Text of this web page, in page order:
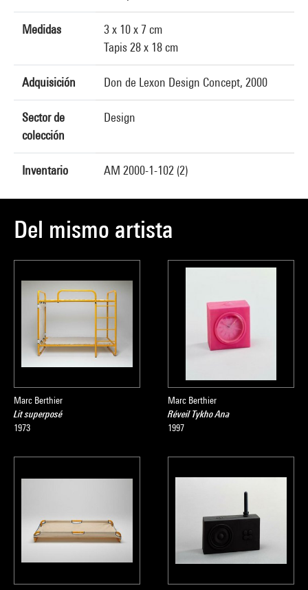
Medidas
3 x 10 x 7 cm
Tapis 28 x 18 cm
Adquisición Don de Lexon Design Concept, 2000
Sector de
colección
Design
Inventario AM 2000-1-102 (2)
Del mismo artista
Marc Berthier
Lit superposé
1973
Marc Berthier
Réveil Tykho Ana
1997